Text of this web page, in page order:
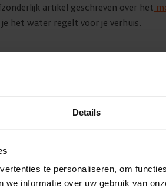
Details
te personaliseren, om
we informatie over uw gebruik van
artikel geschreven over het
je het water regelt voor je verhuis.
aardgas. Dan kies je meteen voor
je in je vorige huis al met aardgas?
is een mooie gelegenheid om na te
misschien oplevert. Bekijk daarom